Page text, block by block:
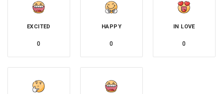
EXCITED
0
HAPPY
0
IN LOVE
0